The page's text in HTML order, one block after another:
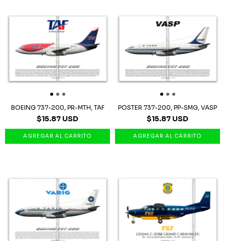
BOEING 737-200, PR-MTH, TAF
$15.87 USD
POSTER 737-200, PP-SMG, VASP
$15.87 USD